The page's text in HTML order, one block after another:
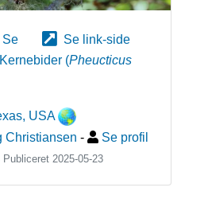
Se
Se link-side
(Pheucticus
, USA
Christiansen - Se profil
Publiceret 2025-05-23